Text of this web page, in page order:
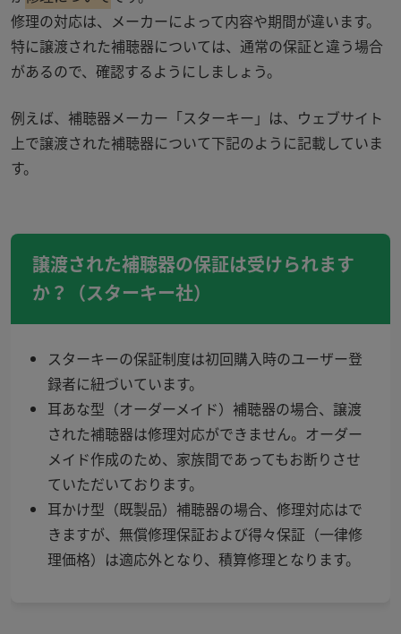
修理の対応は、メーカーによって内容や期間が違います。
特に譲渡された補聴器については、通常の保証と違う場合
があるので、確認するようにしましょう。
例えば、補聴器メーカー「スターキー」は、ウェブサイト
上で譲渡された補聴器について下記のように記載していま
す。
譲渡された補聴器の保証は受けられます
か？（スターキー社）
スターキーの保証制度は初回購入時のユーザー登
録者に紐づいています。
耳あな型（オーダーメイド）補聴器の場合、譲渡
された補聴器は修理対応ができません。オーダー
メイド作成のため、家族間であってもお断りさせ
ていただいております。
耳かけ型（既製品）補聴器の場合、修理対応はで
きますが、無償修理保証および得々保証（一律修
理価格）は適応外となり、積算修理となります。